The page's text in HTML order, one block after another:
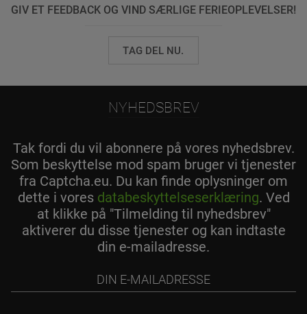
GIV ET FEEDBACK OG VIND SÆRLIGE FERIEOPLEVELSER!
TAG DEL NU.
NYHEDSBREV
Tak fordi du vil abonnere på vores nyhedsbrev.
Som beskyttelse mod spam bruger vi tjenester
fra Captcha.eu. Du kan finde oplysninger om
dette i vores databeskyttelseserklæring. Ved
at klikke på "Tilmelding til nyhedsbrev"
aktiverer du disse tjenester og kan indtaste
din e-mailadresse.
mailadresse